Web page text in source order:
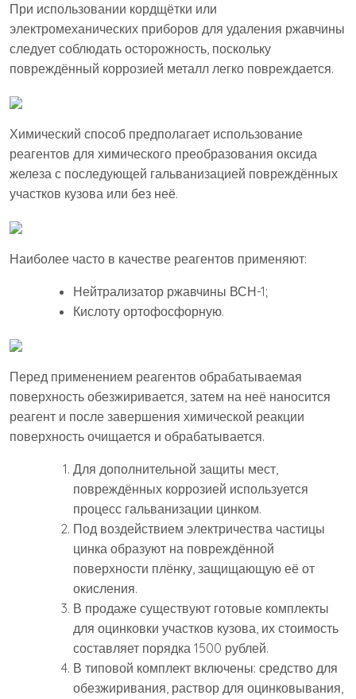
При использовании кордщётки или
электромеханических приборов для удаления ржавчины
следует соблюдать осторожность, поскольку
повреждённый коррозией металл легко повреждается.
Химический способ предполагает использование
реагентов для химического преобразования оксида
железа с последующей гальванизацией повреждённых
участков кузова или без неё.
Наиболее часто в качестве реагентов применяют:
Нейтрализатор ржавчины ВСН-1;
Кислоту ортофосфорную.
Перед применением реагентов обрабатываемая
поверхность обезжиривается, затем на неё наносится
реагент и после завершения химической реакции
поверхность очищается и обрабатывается.
Для дополнительной защиты мест,
повреждённых коррозией используется
процесс гальванизации цинком.
Под воздействием электричества частицы
цинка образуют на повреждённой
поверхности плёнку, защищающую её от
окисления.
В продаже существуют готовые комплекты
для оцинковки участков кузова, их стоимость
составляет порядка 1500 рублей.
В типовой комплект включены: средство для
обезжиривания, раствор для оцинковывания,